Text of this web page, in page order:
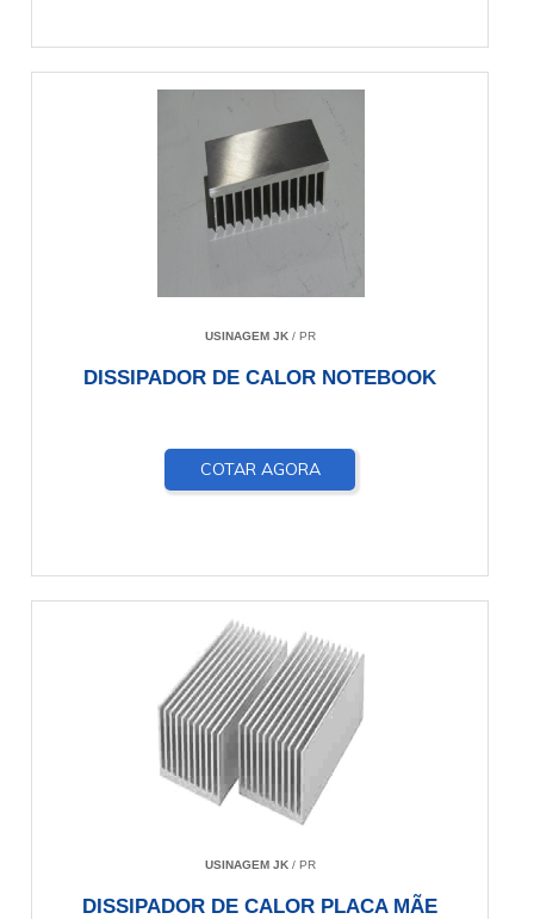
USINAGEM JK/ PR
DISSIPADOR DE CALOR NOTEBOOK
COTAR AGORA
USINAGEM JK/ PR
DISSIPADOR DE CALOR PLACA MÃE